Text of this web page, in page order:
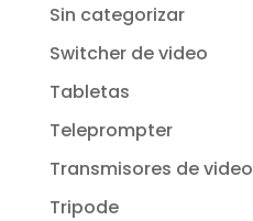
Sin categorizar
Switcher de video
Tabletas
Teleprompter
Transmisores de video
Tripode